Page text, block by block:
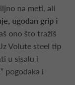
na meti, ali
ugodan grip i
ono što tražiš
Volute steel tip
u sisalu i
pogodaka i